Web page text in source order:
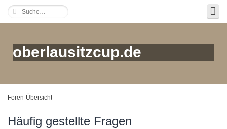
oberlausitzcup.de
Foren-Übersicht
Häufig gestellte Fragen